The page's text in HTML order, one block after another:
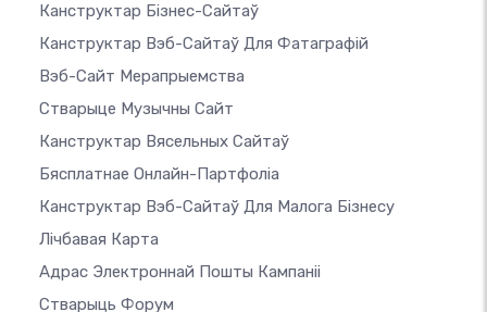
Канструктар Бізнес-Сайтаў
Канструктар Вэб-Сайтаў Для Фатаграфій
Вэб-Сайт Мерапрыемства
Стварыце Музычны Сайт
Канструктар Вясельных Сайтаў
Бясплатнае Онлайн-Партфоліа
Канструктар Вэб-Сайтаў Для Малога Бізнесу
Лічбавая Карта
Адрас Электроннай Пошты Кампаніі
Стварыць Форум